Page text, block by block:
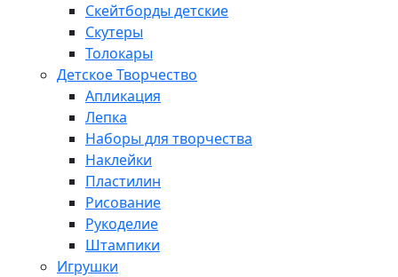
Скейтборды детские
Скутеры
Толокары
Детское Творчество
Апликация
Лепка
Наборы для творчества
Наклейки
Пластилин
Рисование
Рукоделие
Штампики
Игрушки